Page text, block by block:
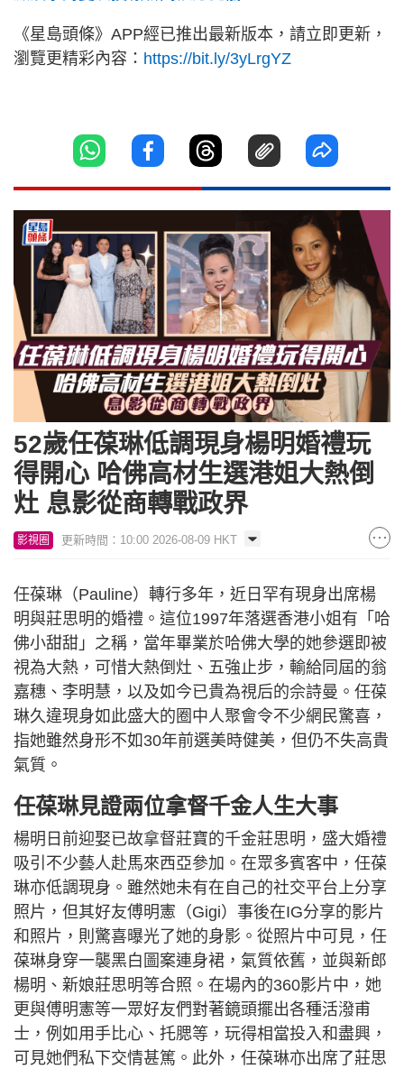
《星島頭條》APP經已推出最新版本，請立即更新，
瀏覽更精彩內容： https://bit.ly/3yLrgYZ
52歲任葆琳低調現身楊明婚禮玩
得開心 哈佛高材生選港姐大熱倒
灶 息影從商轉戰政界
影視圈 更新時間：10:00 2026-08-09 HKT
任葆琳（Pauline）轉行多年，近日罕有現身出席楊
明與莊思明的婚禮。這位1997年落選香港小姐有「哈
佛小甜甜」之稱，當年畢業於哈佛大學的她參選即被
視為大熱，可惜大熱倒灶、五強止步，輸給同屆的翁
嘉穗、李明慧，以及如今已貴為視后的佘詩曼。任葆
琳久違現身如此盛大的圈中人聚會令不少網民驚喜，
指她雖然身形不如30年前選美時健美，但仍不失高貴
氣質。
任葆琳見證兩位拿督千金人生大事
楊明日前迎娶已故拿督莊寶的千金莊思明，盛大婚禮
吸引不少藝人赴馬來西亞參加。在眾多賓客中，任葆
琳亦低調現身。雖然她未有在自己的社交平台上分享
照片，但其好友傅明憲（Gigi）事後在IG分享的影片
和照片，則驚喜曝光了她的身影。從照片中可見，任
葆琳身穿一襲黑白圖案連身裙，氣質依舊，並與新郎
楊明、新娘莊思明等合照。在場內的360影片中，她
更與傅明憲等一眾好友們對著鏡頭擺出各種活潑甫
士，例如用手比心、托腮等，玩得相當投入和盡興，
可見她們私下交情甚篤。此外，任葆琳亦出席了莊思